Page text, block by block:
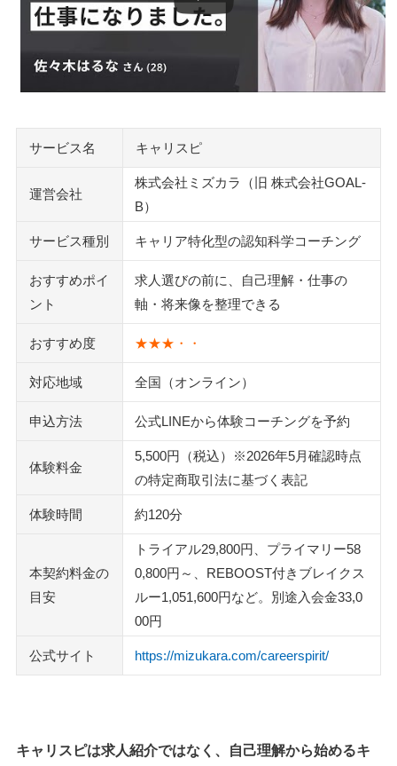
向いているのは、転職前に自分の軸を整理したい人
キャリスピの料金は高い？総額と支払い条件を先に確認する
2026年5月確認時点では体験5,500円、本契約は29,800円
体験セッションでは、契約前の確認事項を順番に聞く
ミズカラ・Goal-Bの料金はキャリスピとは別に確認する
怪しい・うざいと感じたときは、広告ではなく契約条件を見
「怪しい」と感じたら、運営会社・料金・解約条件を確認
「うざい」「気持ち悪い」と感じる理由は、広告や提案の
宗教っぽいと不安なときは、参加範囲と断った後の対応を
見る
返金・PDF・運営会社など、申し込み前によくある疑問
返金・解約は、体験と本契約で条件が違う
PDFやワークシートは、公式LINE登録後の案内で届くこ
運営会社は株式会社ミズカラ、旧社名は株式会社GOAL-B
受講期間はコースや支援内容によって変わる
申し込み前は、確認事項を一枚に書き出してから判断する
キャリスピ以外のキャリアコーチングも比べてから決める
マイ・カウンセラー
Good Coach
ボイスマルシェ
執筆者・監修者のmotoについて
サービス名 キャリスピ
運営会社
株式会社ミズカラ（旧 株式会社GOAL-
B）
サービス種別 キャリア特化型の認知科学コーチング
おすすめポイ
ント
求人選びの前に、自己理解・仕事の
軸・将来像を整理できる
おすすめ度 ★★★・・
対応地域 全国（オンライン）
申込方法 公式LINEから体験コーチングを予約
体験料金
5,500円（税込）※2026年5月確認時点
の特定商取引法に基づく表記
体験時間 約120分
本契約料金の
目安
トライアル29,800円、プライマリー58
0,800円～、REBOOST付きブレイクス
ルー1,051,600円など。別途入会金33,0
00円
公式サイト https://mizukara.com/careerspirit/
キャリスピは求人紹介ではなく、自己理解から始めるキ